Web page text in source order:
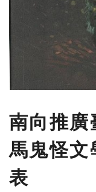
南向推廣
馬鬼怪
表